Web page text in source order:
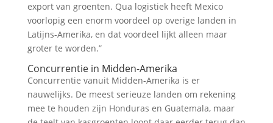
export van groenten. Qua logistiek heeft Mexico
voorlopig een enorm voordeel op overige landen in
Latijns-Amerika, en dat voordeel lijkt alleen maar
groter te worden.”
Concurrentie in Midden-Amerika
Concurrentie vanuit Midden-Amerika is er
nauwelijks. De meest serieuze landen om rekening
mee te houden zijn Honduras en Guatemala, maar